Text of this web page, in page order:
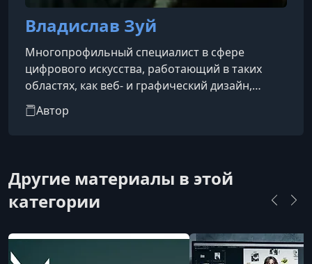
УРОК 14. 00:06:57
6. Финал
Владислав Зуй
Многопрофильный специалист в сфере
цифрового искусства, работающий в таких
областях, как веб- и графический дизайн,
фэшн-арт, видеомонтаж, моушн-дизайн и 3D-
графика. Он имеет более 14 лет опыта и
решению творческих задач, что позволяет ему
эффективно работать в различных
направлениях цифрового творчества.
Автор
Другие материалы в этой
категории